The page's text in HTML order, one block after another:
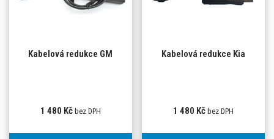
Kabelová redukce GM
1 480 Kč bez DPH
Kabelová redukce Kia
1 480 Kč bez DPH